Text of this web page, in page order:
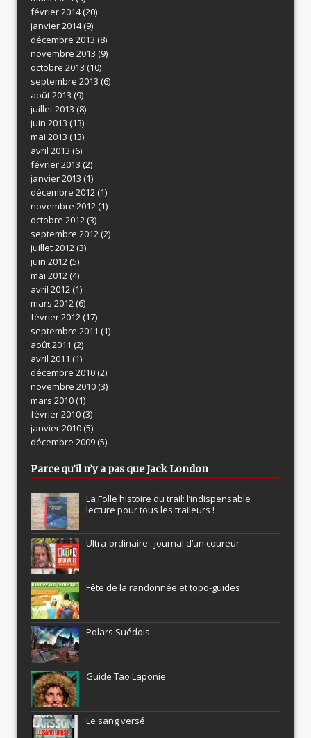
février 2014(20)
janvier 2014(9)
décembre 2013 (8)
novembre 2013 (9)
octobre 2013 (10)
septembre 2013 (6)
août 2013 (9)
juillet 2013 (8)
juin 2013 (13)
mai 2013 (13)
avril 2013 (6)
février 2013 (2)
janvier 2013 (1)
décembre 2012(1)
novembre 2012(1)
octobre 2012(3)
septembre 2012(2)
juillet 2012(3)
juin 2012(5)
mai 2012(4)
avril 2012(1)
mars 2012(6)
février 2012(17)
septembre 2011 (1)
août 2011 (2)
avril 2011 (1)
décembre 2010(2)
novembre 2010(3)
mars 2010(1)
février 2010(3)
janvier 2010(5)
décembre 2009(5)
Parce qu’il n’y a pas que Jack London
La Folle histoire du trail: l’indispensable
lecture pour tous les traileurs !
Ultra-ordinaire : journal d’un coureur
Fête de la randonnée et topo-guides
Polars Suédois
Guide Tao Laponie
Le sang versé